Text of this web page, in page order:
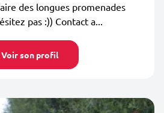
des longues promenades
pas :)) Contact a...
Voir son profil